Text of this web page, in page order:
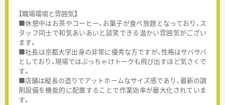
【職場環境と雰囲気】
■休憩中はお茶やコーヒー、お菓子が食べ放題となっており、ス
タッフ同士で和気あいあいと談笑できる温かい雰囲気がござい
ます。
■社長は京都大学出身の非常に優秀な方ですが、性格はサバサバ
としており、現場ではぶっちゃけトークも飛び出すほど気さくで
す。
■店舗は縦長の造りでアットホームなサイズ感であり、最新の調
剤設備を機能的に配置することで作業効率が最大化されていま
す。